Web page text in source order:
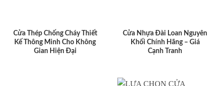
Cửa Thép Chống Cháy Thiết
Kế Thông Minh Cho Không
Gian Hiện Đại
Cửa Nhựa Đài Loan Nguyên
Khối Chính Hãng – Giá
Cạnh Tranh